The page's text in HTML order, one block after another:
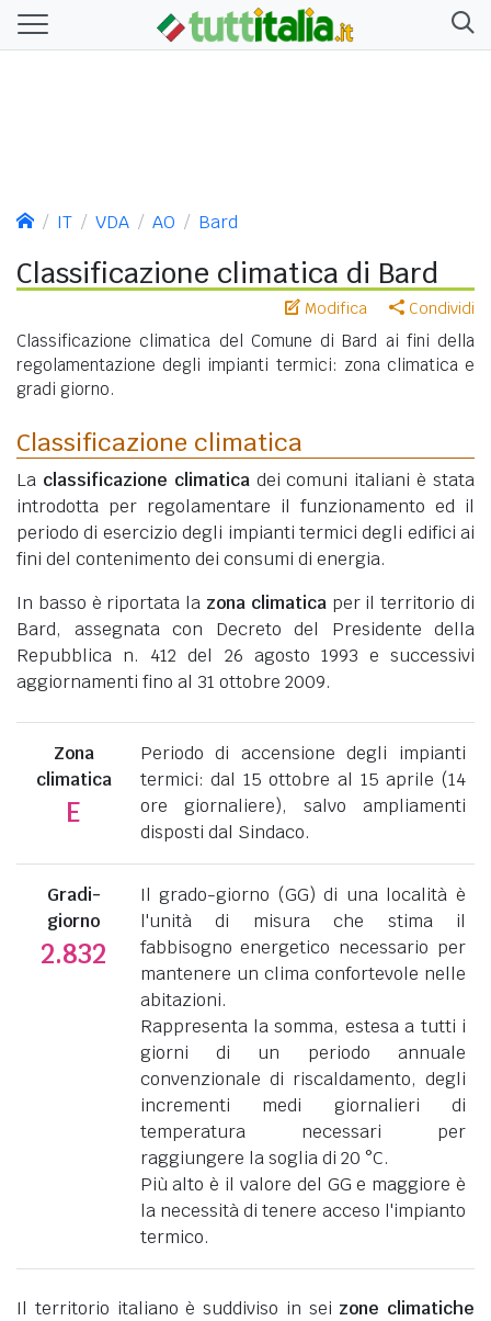
IT VDA AO Bard
Classificazione climatica di Bard
Modifica Condividi
Classificazione climatica del Comune di Bard ai fini della
regolamentazione degli impianti termici: zona climatica e
gradi giorno.
Classificazione climatica
La classificazione climaticadei comuni italiani è stata
introdotta per regolamentare il funzionamento ed il
periodo di esercizio degli impianti termici degli edifici ai
fini del contenimento dei consumi di energia.
In basso è riportata la zona climaticaper il territorio di
Bard, assegnata con Decreto del Presidente della
Repubblica n. 412 del 26 agosto 1993 e successivi
aggiornamenti fino al 31 ottobre 2009.
Zona
climatica
E
Periodo di accensione degli impianti
termici: dal 15 ottobre al 15 aprile (14
ore giornaliere), salvo ampliamenti
disposti dal Sindaco.
Gradi-
giorno
2.832
Il grado-giorno (GG) di una località è
l'unità di misura che stima il
fabbisogno energetico necessario per
mantenere un clima confortevole nelle
abitazioni.
Rappresenta la somma, estesa a tutti i
giorni di un periodo annuale
convenzionale di riscaldamento, degli
incrementi medi giornalieri di
temperatura necessari per
raggiungere la soglia di 20 °C.
Più alto è il valore del GG e maggiore è
la necessità di tenere acceso l'impianto
termico.
Il territorio italiano è suddiviso in sei zone climatiche